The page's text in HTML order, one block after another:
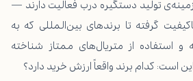
زمینه‌ی تولید دستگیره درب فعالیت دارند —
گرفته تا برندهای بین‌المللی که به
و استفاده از متریال‌های ممتاز شناخته
است: کدام برند واقعاً ارزش خرید دارد؟